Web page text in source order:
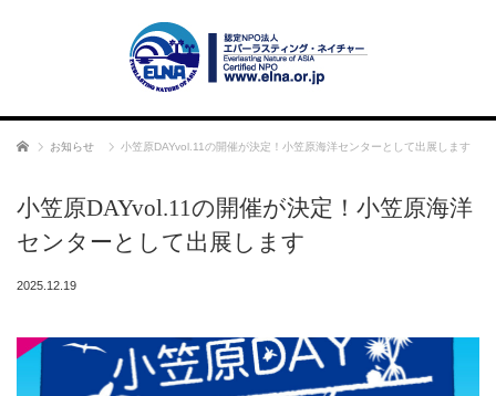
ホーム お知らせ 小笠原DAYvol.11の開催が決定！小笠原海洋センターとして出展します
小笠原DAYvol.11の開催が決定！小笠原海洋
センターとして出展します
2025.12.19